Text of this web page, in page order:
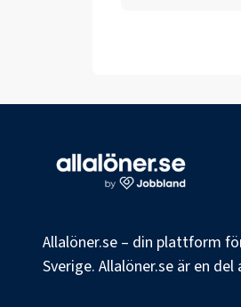
Allalöner.se – din plattform
Sverige. Allalöner.se är en